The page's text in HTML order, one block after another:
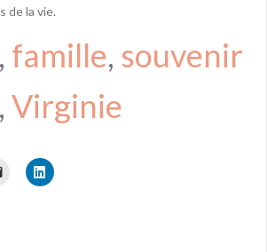
de la vie.
, famille, souvenir
, Virginie